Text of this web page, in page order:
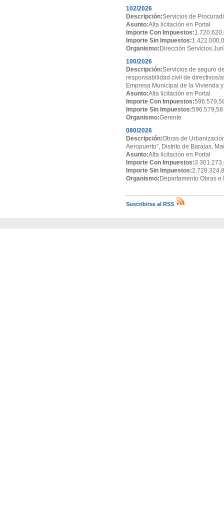
102/2026
Descripción:Servicios de
Asunto:Alta licitación en Portal
Importe Con Impuestos:
Importe Sin Impuestos:
Organismo: Dirección Servicios
100/2026
Descripción:Servicios de seguro
responsabilidad civil de directivos/
Empresa Municipal de la Vivienda
Asunto:Alta licitación en Portal
Importe Con Impuestos:
Importe Sin Impuestos:596.579,58
Organismo:Gerente
080/2026
Descripción:Obras de
Aeropuerto”, Distrito de Barajas,
Asunto:Alta licitación en Portal
Importe Con Impuestos:
Importe Sin Impuestos:
Organismo: Departamento Obras e
Suscribirse al RSS